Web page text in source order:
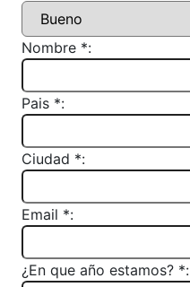
Nombre *:
Pais *:
Ciudad *:
Email *:
¿En que año estamos? *: